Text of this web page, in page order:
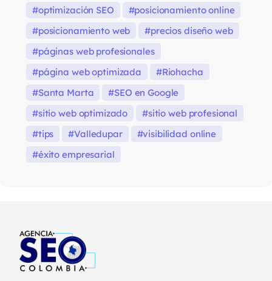
optimización SEO
posicionamiento online
posicionamiento web
precios diseño web
páginas web profesionales
página web optimizada
Riohacha
Santa Marta
SEO en Google
sitio web optimizado
sitio web profesional
tips
Valledupar
visibilidad online
éxito empresarial